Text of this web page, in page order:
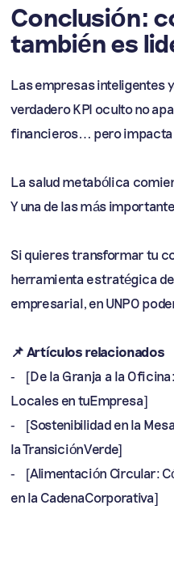
Conclusión:
también es
Las empresas inteligentes
verdadero KPI oculto no
financieros… pero impacta
La salud metabólica
Y una de las más
Si quieres transformar tu
herramienta estratégica
empresarial, en UNPO
📌 Artículos relacionados
- [De la Granja a la
Locales en tuEmpresa]
- [Sostenibilidad en la
la TransiciónVerde]
- [Alimentación Circular:
en la CadenaCorporativa]